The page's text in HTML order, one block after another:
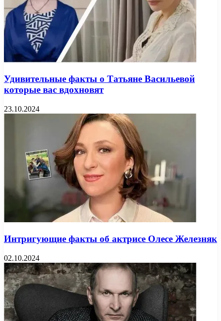
Удивительные факты о Татьяне Васильевой
которые вас вдохновят
23.10.2024
Интригующие факты об актрисе Олесе Железняк
02.10.2024